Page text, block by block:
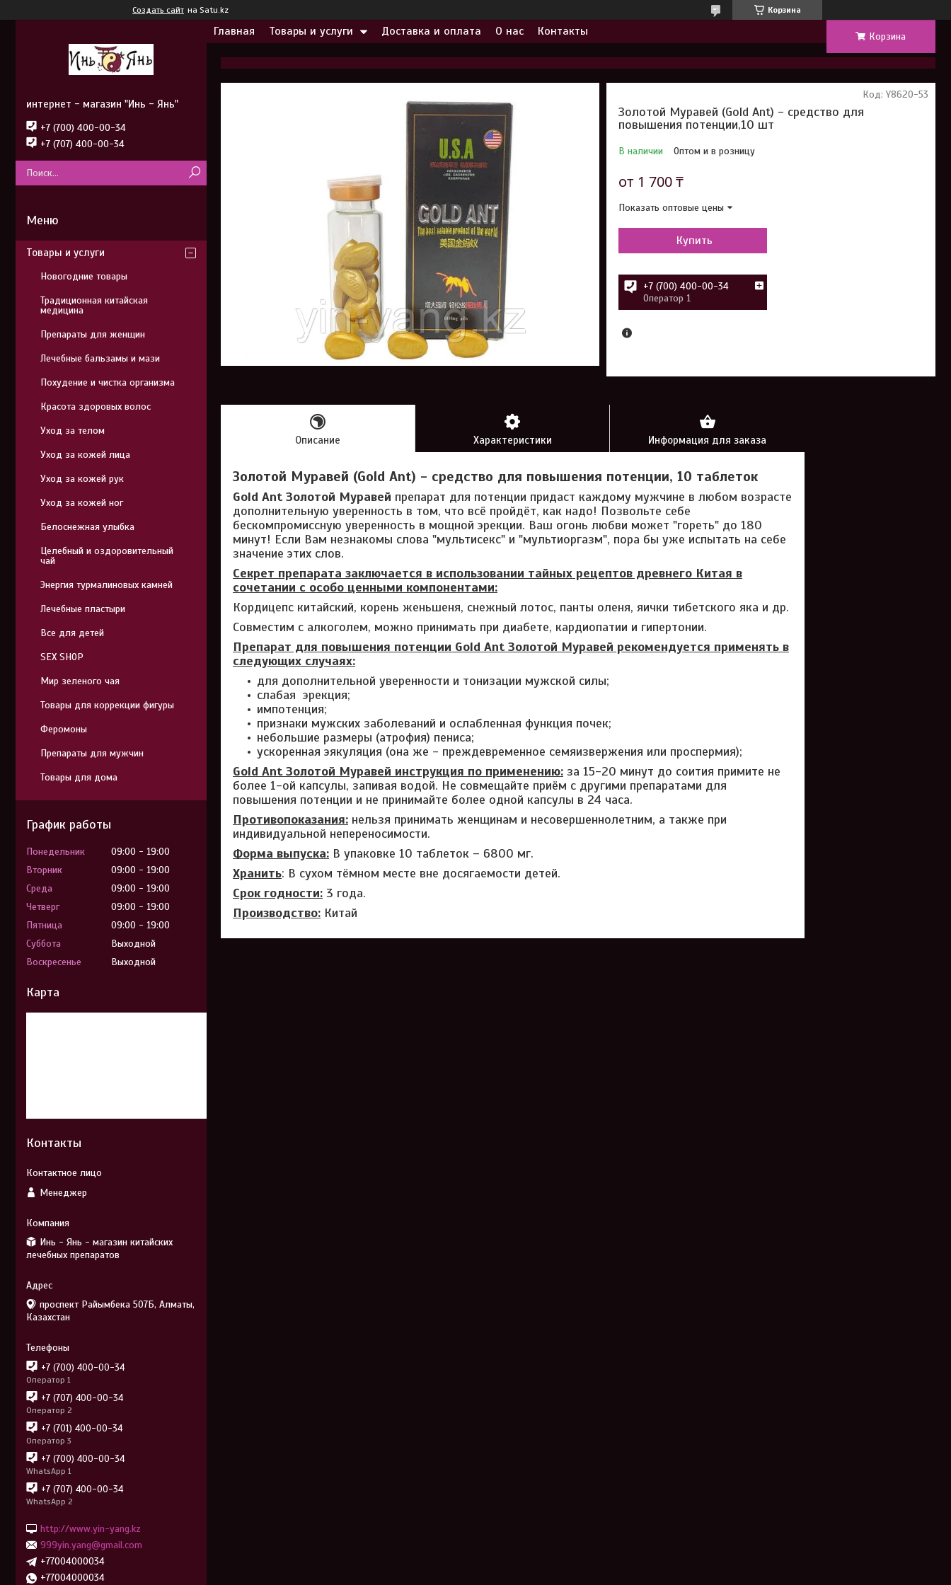
Создать сайт на Satu.kz Корзина
Главная Товары и услуги Доставка и оплата О нас Контакты Корзина
Золотой Муравей (Gold Ant) - средство для
повышения потенции,10 шт
В наличии Оптом и в розницу
Код: Y8620-53
от 1 700 ₸
Показать оптовые цены
Купить
+7 (700) 400-00-34
Оператор 1
Описание Характеристики Информация для заказа
Золотой Муравей (Gold Ant) - средство для повышения потенции, 10 таблеток
Gold Ant Золотой Муравей препарат для потенции придаст каждому мужчине в любом возрасте
дополнительную уверенность в том, что всё пройдёт, как надо! Позвольте себе
бескомпромиссную уверенность в мощной эрекции. Ваш огонь любви может "гореть" до 180
минут! Если Вам незнакомы слова "мультисекс" и "мультиоргазм", пора бы уже испытать на себе
значение этих слов.
Секрет препарата заключается в использовании тайных рецептов древнего Китая в
сочетании с особо ценными компонентами:
Кордицепс китайский, корень женьшеня, снежный лотос, панты оленя, яички тибетского яка и др.
Совместим с алкоголем, можно принимать при диабете, кардиопатии и гипертонии.
Препарат для повышения потенции Gold Ant Золотой Муравей рекомендуется применять в
следующих случаях:
для дополнительной уверенности и тонизации мужской силы;
слабая эрекция;
импотенция;
признаки мужских заболеваний и ослабленная функция почек;
небольшие размеры (атрофия) пениса;
ускоренная эякуляция (она же - преждевременное семяизвержения или проспермия);
Gold Ant Золотой Муравей инструкция по применению: за 15-20 минут до соития примите не
более 1-ой капсулы, запивая водой. Не совмещайте приём с другими препаратами для
повышения потенции и не принимайте более одной капсулы в 24 часа.
Противопоказания: нельзя принимать женщинам и несовершеннолетним, а также при
индивидуальной непереносимости.
Форма выпуска: В упаковке 10 таблеток – 6800 мг.
Хранить: В сухом тёмном месте вне досягаемости детей.
Срок годности: 3 года.
Производство: Китай
интернет - магазин "Инь - Янь"
+7 (700) 400-00-34
+7 (707) 400-00-34
Товары и услуги
Новогодние товары
Традиционная китайская
медицина
Препараты для женщин
Лечебные бальзамы и мази
Похудение и чистка организма
Красота здоровых волос
Уход за телом
Уход за кожей лица
Уход за кожей рук
Уход за кожей ног
Белоснежная улыбка
Целебный и оздоровительный
чай
Энергия турмалиновых камней
Лечебные пластыри
Все для детей
SEX SHOP
Мир зеленого чая
Товары для коррекции фигуры
Феромоны
Препараты для мужчин
Товары для дома
График работы
Понедельник 09:00
19:00
Вторник
09:00
19:00
Среда
09:00
19:00
Четверг
09:00
19:00
Пятница
09:00
19:00
Суббота
Выходной
Воскресенье
Выходной
Карта
Контакты
Менеджер
Инь - Янь - магазин китайских
лечебных препаратов
проспект Райымбека 507Б, Алматы,
Казахстан
+7 (700) 400-00-34
Оператор 1
+7 (707) 400-00-34
Оператор 2
+7 (701) 400-00-34
Оператор 3
+7 (700) 400-00-34
WhatsApp 1
+7 (707) 400-00-34
WhatsApp 2
http://www.yin-yang.kz
999yin.yang@gmail.com
+77004000034
+77004000034